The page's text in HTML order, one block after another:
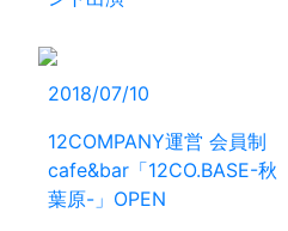
2018/07/10
12COMPANY運営 会員制
cafe&bar「12CO.BASE-秋
葉原-」OPEN